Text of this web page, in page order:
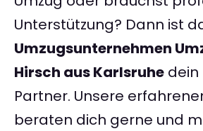
Unterstützung? Dann ist
Umzugsunternehmen
Hirsch aus Karlsruhe
Partner. Unsere
beraten dich gerne und